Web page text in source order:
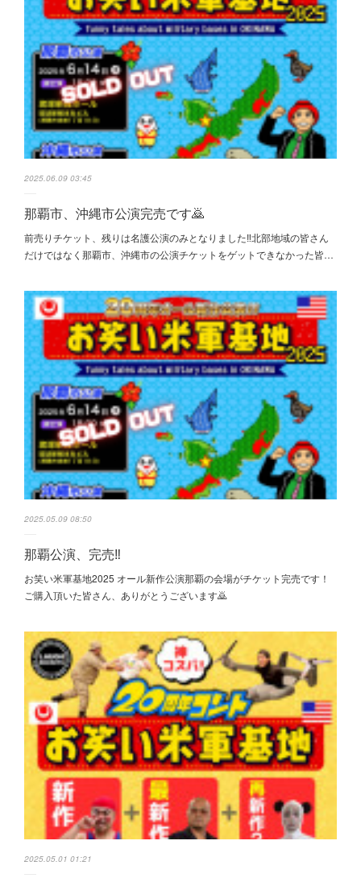
2025.06.09 03:45
那覇市、沖縄市公演完売です🙇
前売りチケット、残りは名護公演のみとなりました‼️北部地域の皆さん
だけではなく那覇市、沖縄市の公演チケットをゲットできなかった皆…
2025.05.09 08:50
那覇公演、完売‼️
お笑い米軍基地2025 オール新作公演那覇の会場がチケット完売です！
ご購入頂いた皆さん、ありがとうございます🙇
2025.05.01 01:21